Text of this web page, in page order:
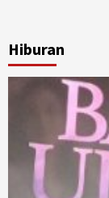
Hiburan